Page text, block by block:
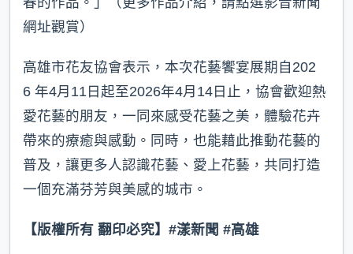
網址觀賞）
高雄市花友協會表示，本次花藝饗宴展期自202
6 年4月11日起至2026年4月14日止，協會歡迎熱
愛花藝的朋友，一同來感受花藝之美，體驗花卉
帶來的療癒與感動。同時，也能藉此推動花藝的
普及，讓更多人認識花藝、愛上花藝，共同打造
一個充滿芬芳與美感的城市。
【版權所有 翻印必究】#漾新聞 #高雄